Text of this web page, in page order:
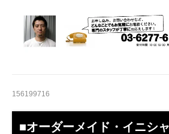
156199716
■オーダーメイド・イニシ